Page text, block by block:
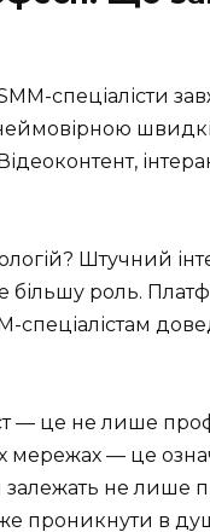
SMM-спеціалісти
Штучний
більшу роль.
спеціалістам
— це не лише
мережах — це
залежать не лише
проникнути в